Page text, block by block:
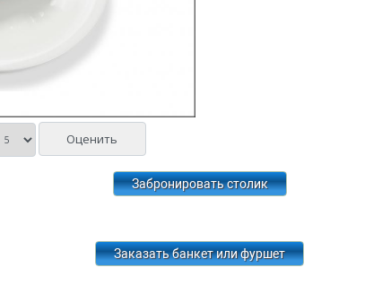
Забронировать столик
Заказать банкет или фуршет